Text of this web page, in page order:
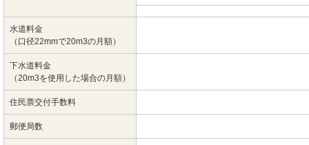
水道料金
（口径22mmで20m3の月額）
下水道料金
（20m3を使用した場合の月額）
住民票交付手数料
郵便局数